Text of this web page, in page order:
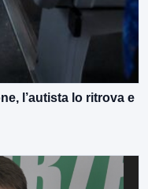
l’autista lo ritrova e